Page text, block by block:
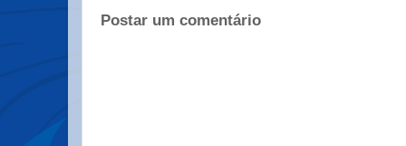
Postar um comentário